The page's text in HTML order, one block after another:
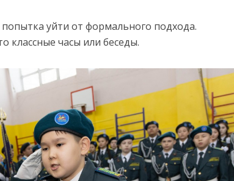
уйти от формального подхода.
классные часы или беседы.